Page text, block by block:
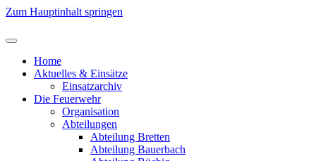
Zum Hauptinhalt springen
Home
Aktuelles & Einsätze
Einsatzarchiv
Die Feuerwehr
Organisation
Abteilungen
Abteilung Bretten
Abteilung Bauerbach